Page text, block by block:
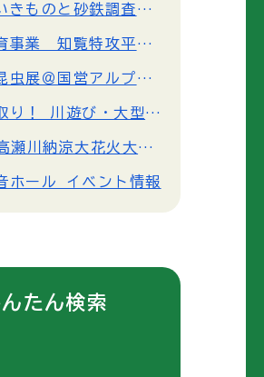
乳川のいきものと砂鉄調査隊＠国営アルプスあづみの公園
平和教育事業 知覧特攻平和会館 出張講話の開催について
世界の昆虫展＠国営アルプスあづみの公園
夏を先取り！ 川遊び・大型プール遊びを先行、解禁！＠国営アルプスあづみの公園
第30回高瀬川納涼大花火大会開催について
ホール イベント情報
たん検索